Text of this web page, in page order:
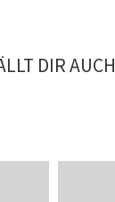
DIR AUCH